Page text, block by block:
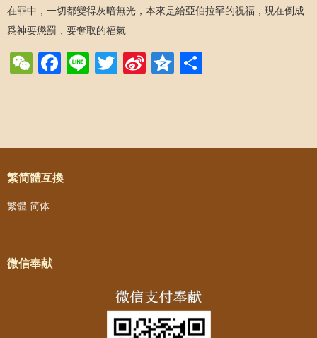
在罪中，一切都變得灰暗無光，本來是給亞伯拉罕的祝福，現在倒成
爲神要懲罰，要奪取的福氣
WeChat
Facebook
LineTwitter
SinaQzone
Post navigation
繁简體互換
繁體 简体
微信奉献